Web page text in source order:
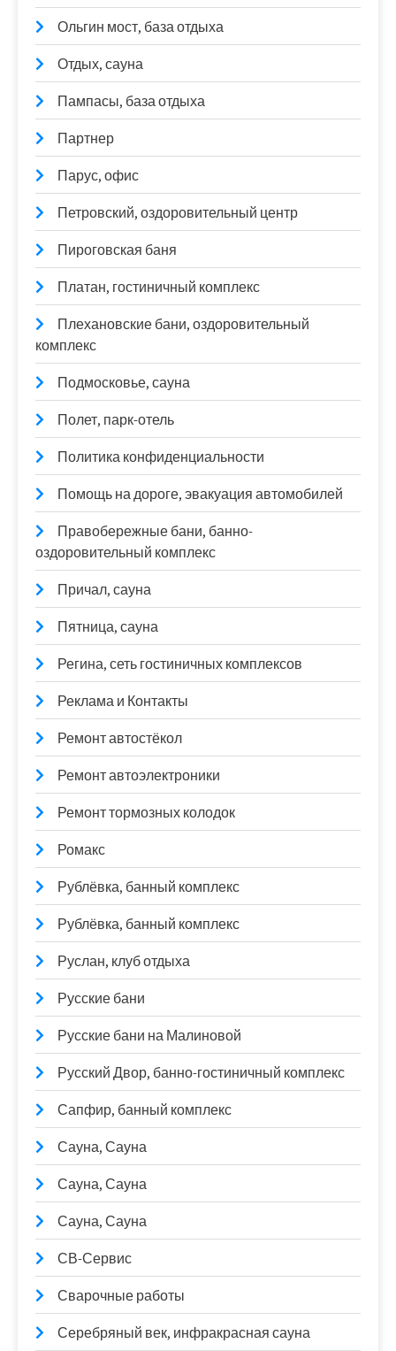
Ольгин мост, база отдыха
Отдых, сауна
Пампасы, база отдыха
Партнер
Парус, офис
Петровский, оздоровительный центр
Пироговская баня
Платан, гостиничный комплекс
Плехановские бани, оздоровительный
комплекс
Подмосковье, сауна
Полет, парк-отель
Политика конфиденциальности
Помощь на дороге, эвакуация автомобилей
Правобережные бани, банно-
оздоровительный комплекс
Причал, сауна
Пятница, сауна
Регина, сеть гостиничных комплексов
Реклама и Контакты
Ремонт автостёкол
Ремонт автоэлектроники
Ремонт тормозных колодок
Ромакс
Рублёвка, банный комплекс
Рублёвка, банный комплекс
Руслан, клуб отдыха
Русские бани
Русские бани на Малиновой
Русский Двор, банно-гостиничный комплекс
Сапфир, банный комплекс
Сауна, Сауна
Сауна, Сауна
Сауна, Сауна
СВ-Сервис
Сварочные работы
Серебряный век, инфракрасная сауна